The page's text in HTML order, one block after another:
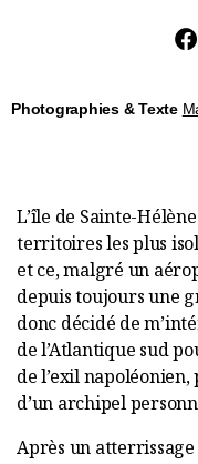
Photographies &Texte
L’île de Sainte-
territoires les plus
et ce, malgré un
depuis toujours une
donc décidé de
de l’Atlantique sud
de l’exil
d’un archipel
Après un